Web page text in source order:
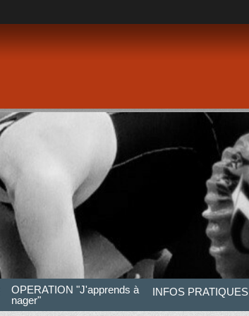
OPERATION "J'apprends à
nager"
INFOS PRATIQUES